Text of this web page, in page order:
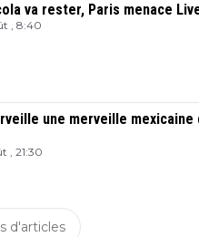
va rester, Paris menace
, 8:40
une merveille mexicaine
, 21:30
d'articles